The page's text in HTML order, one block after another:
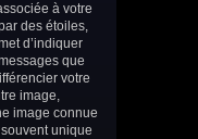
à votre
des étoiles,
d’indiquer
que
votre
image,
image connue
unique